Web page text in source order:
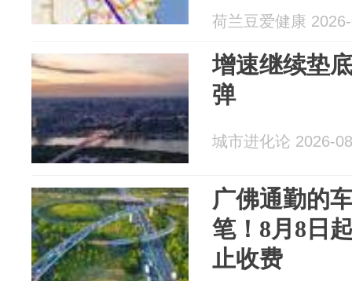
荷兰豆爱健康
增速继续垫
弹
城市进化论 2026-
广佛通勤的
笔！8月8日
止收费